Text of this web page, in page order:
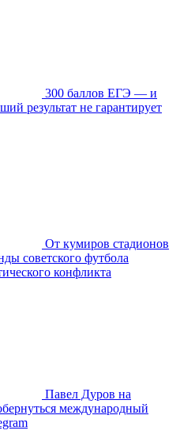
300 баллов ЕГЭ — и
результат не гарантирует
От кумиров стадионов
советского футбола
конфликта
Павел Дуров на
международный